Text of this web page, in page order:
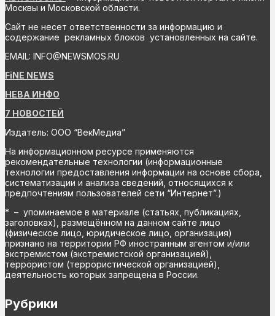
Москвы и Московской области.
Сайт не несет ответственности за информацию и
содержание рекламных блоков установленных на сайте.
EMAIL: INFO@NEWSMOS.RU
FiNE NEWS
НЕВА ИНФО
7 НОВОСТЕЙ
Издатель: ООО “ВекМедиа”
На информационном ресурсе применяются
рекомендательные технологии (информационные
технологии предоставления информации на основе сбора,
систематизации и анализа сведений, относящихся к
предпочтениям пользователей сети “Интернет”.)
* – упоминаемое в материале (статьях, публикациях,
заголовках), размещённом на данном сайте лицо
(физическое лицо, юридическое лицо, организация)
признано на территории РФ иностранным агентом и/или
экстремистом (экстремистской организацией),
террористом (террористической организацией),
деятельность которых запрещена в России.
Рубрики